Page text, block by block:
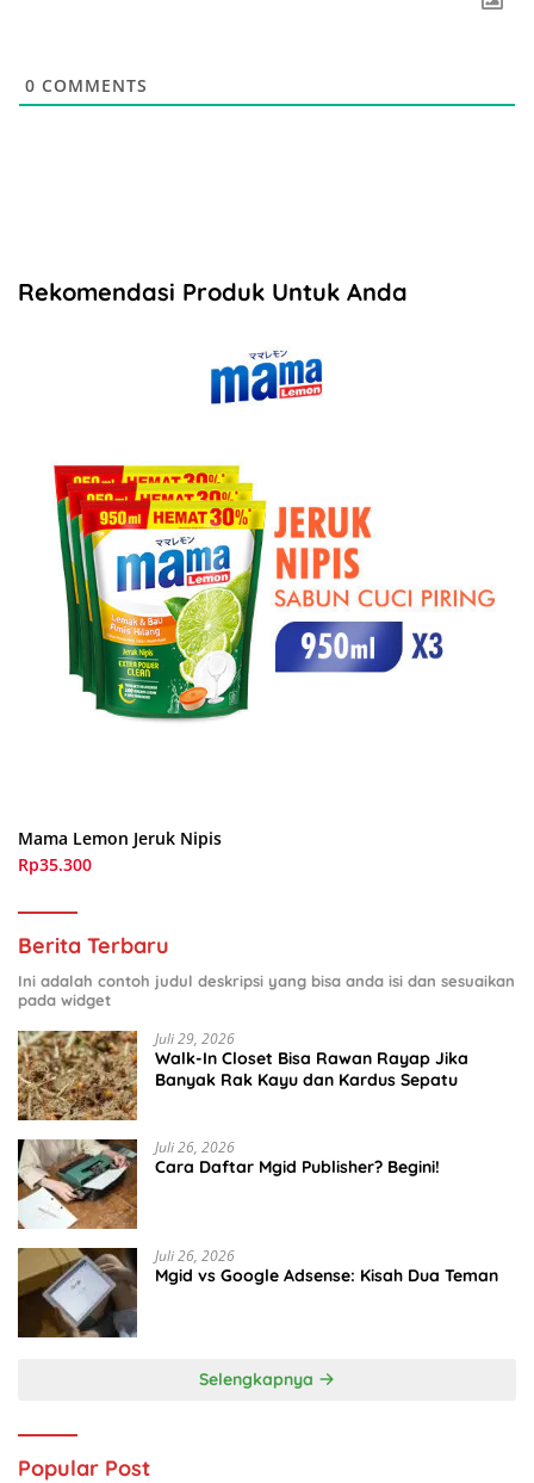
0 COMMENTS
Rekomendasi Produk Untuk Anda
Mama Lemon Jeruk Nipis
Rp35.300
Berita Terbaru
Ini adalah contoh judul deskripsi yang bisa anda isi dan sesuaikan
pada widget
Juli 29, 2026
Walk-In Closet Bisa Rawan Rayap Jika
Banyak Rak Kayu dan Kardus Sepatu
Juli 26, 2026
Cara Daftar Mgid Publisher? Begini!
Juli 26, 2026
Mgid vs Google Adsense: Kisah Dua Teman
Selengkapnya
Popular Post